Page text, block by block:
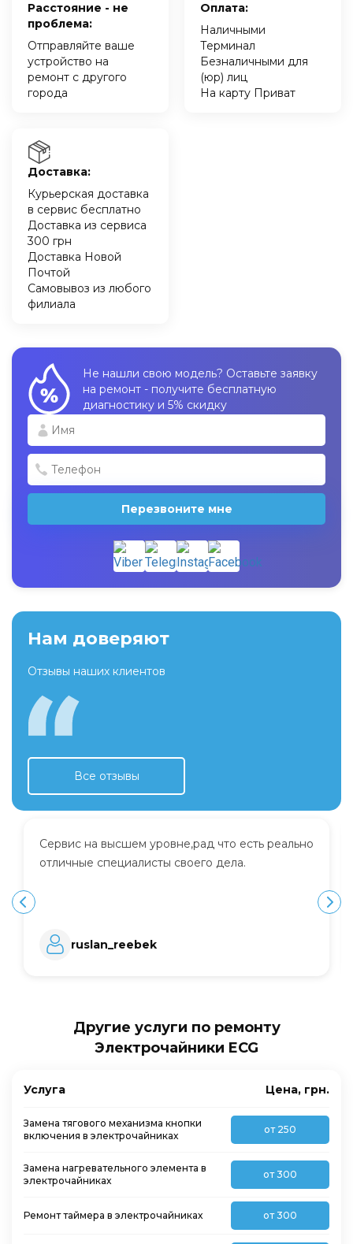
Расстояние - не
проблема:
Отправляйте ваше
устройство на
ремонт с другого
города
Оплата:
Наличными
Терминал
Безналичными для
(юр) лиц
На карту Приват
Доставка:
Курьерская доставка
в сервис бесплатно
Доставка из сервиса
300 грн
Доставка Новой
Почтой
Самовывоз из любого
филиала
Не нашли свою модель? Оставьте заявку
на ремонт - получите бесплатную
диагностику и 5% скидку
Перезвоните мне
Нам доверяют
Отзывы наших клиентов
Все отзывы
Сервис на высшем уровне,рад что есть реально
отличные специалисты своего дела.
ruslan_reebek
Другие услуги по ремонту
Электрочайники ECG
Услуга Цена, грн.
Замена тягового механизма кнопки
включения в электрочайниках
от 250
Замена нагревательного элемента в
электрочайниках
от 300
Ремонт таймера в электрочайниках от 300